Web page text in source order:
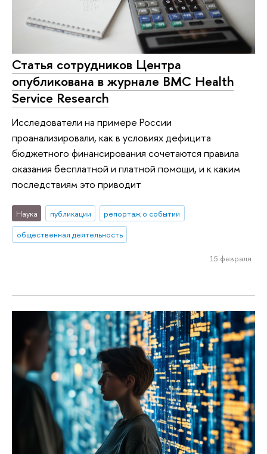
Статья сотрудников Центра
опубликована в журнале BMC Health
Service Research
Исследователи на примере России
проанализировали, как в условиях дефицита
бюджетного финансирования сочетаются правила
оказания бесплатной и платной помощи, и к каким
последствиям это приводит
Наука публикации
репортаж о событии
общественная деятельность
15 февраля